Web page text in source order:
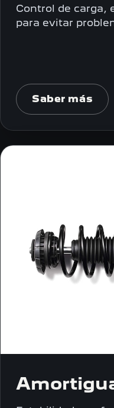
Control de carga,
para evitar
Saber más